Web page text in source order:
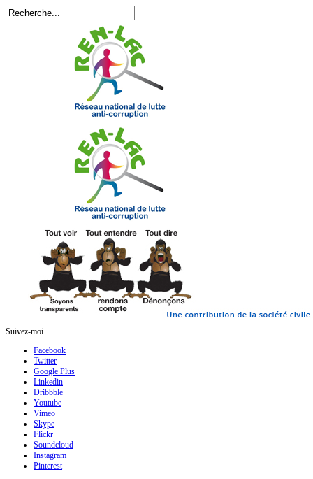
Suivez-moi
Facebook
Twitter
Google Plus
Linkedin
Dribbble
Youtube
Vimeo
Skype
Flickr
Soundcloud
Instagram
Pinterest